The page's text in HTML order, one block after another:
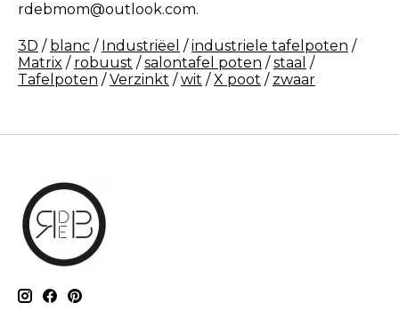
rdebmom@outlook.com.
3D / blanc / Industriëel /industriele tafelpoten /
Matrix / robuust /salontafel poten /staal /
Tafelpoten /Verzinkt /wit /X poot / zwaar